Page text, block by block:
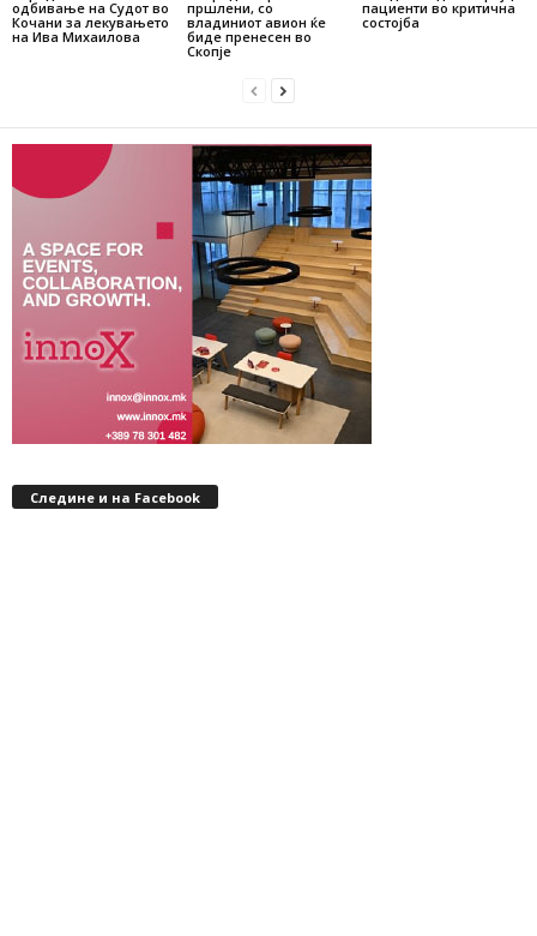
одбивање на Судот во
Кочани за лекувањето
на Ива Михаилова
пршлени, со
владиниот авион ќе
биде пренесен во
Скопје
пациенти во критична
состојба
Следине и на Facebook